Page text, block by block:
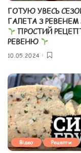
ГОТУЮ УВЕСЬ
ГАЛЕТА З РЕВЕНЕМ
ПРОСТИЙ
РЕВЕНЮ
10.05.2024
Відео Рецепти